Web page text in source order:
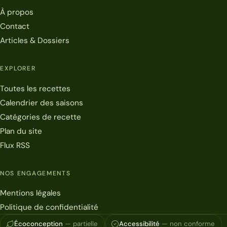
À propos
Contact
Articles & Dossiers
EXPLORER
Toutes les recettes
Calendrier des saisons
Catégories de recette
Plan du site
Flux RSS
NOS ENGAGEMENTS
Mentions légales
Politique de confidentialité
Écoconception — partielle Accessibilité — non conforme